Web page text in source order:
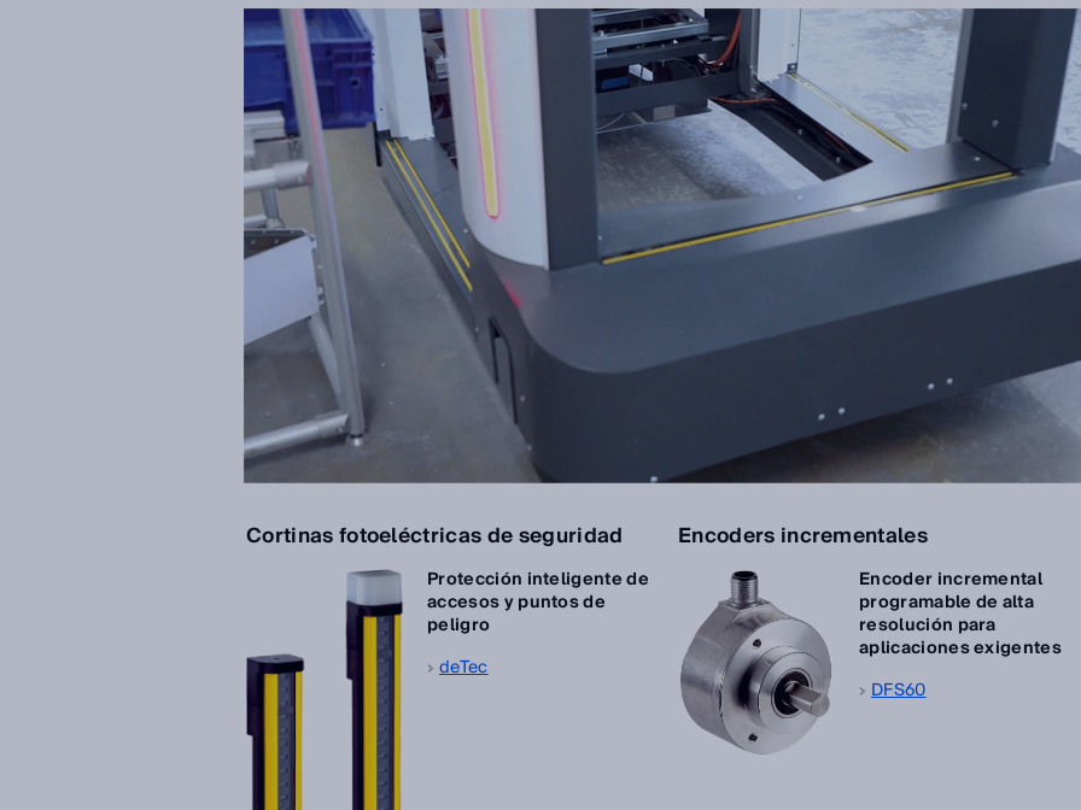
Cortinas fotoeléctricas de seguridad
Protección inteligente de
accesos y puntos de
peligro
deTec
Encoders incrementales
Encoder incremental
programable de alta
resolución para
aplicaciones exigentes
DFS60